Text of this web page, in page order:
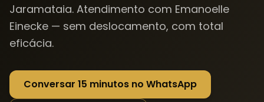
Jaramataia. Atendimento com Emanoelle
Einecke — sem deslocamento, com total
eficácia.
Conversar 15 minutos no WhatsApp